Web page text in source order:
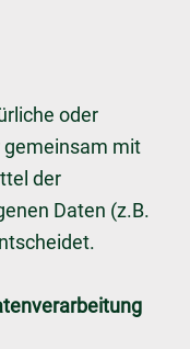
oder
gemeinsam mit
der
Daten (z.B.